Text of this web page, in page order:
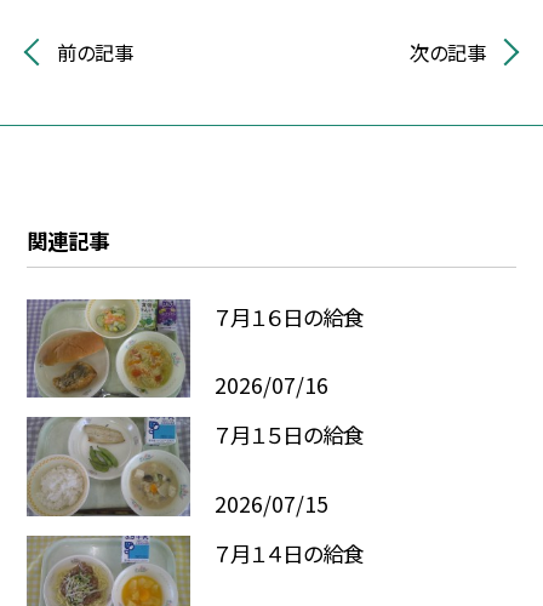
前の記事 次の記事
関連記事
７月１６日の給食
2026/07/16
７月１５日の給食
2026/07/15
７月１４日の給食